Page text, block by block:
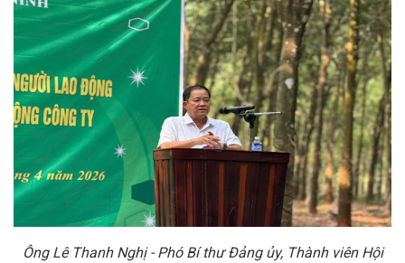
Ông Lê Thanh Nghị - Phó Bí thư Đảng ủy, Thành viên Hội